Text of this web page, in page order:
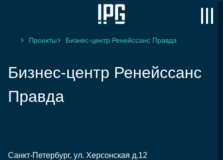
Проекты Бизнес-центр Ренейссанс Правда
Бизнес-центр Ренейссанс
Правда
Санкт-Петербург, ул. Херсонская д.12